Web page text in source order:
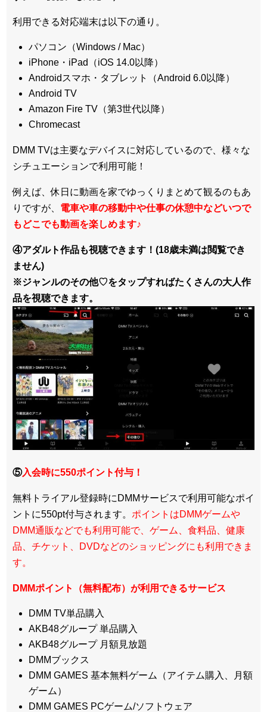
利用できる対応端末は以下の通り。
パソコン（Windows / Mac）
iPhone・iPad（iOS 14.0以降）
Androidスマホ・タブレット（Android 6.0以降）
Android TV
Amazon Fire TV（第3世代以降）
Chromecast
DMM TVは主要なデバイスに対応しているので、 様々な
シチュエーションで利用可能！
例えば、休日に動画を家でゆっくりまとめて観るのもあ
りですが、 電車や車の移動中や仕事の休憩中などいつで
もどこでも動画を楽しめます♪
④アダルト作品も視聴できます！(18歳未満は閲覧でき
ません)
※ジャンルのその他♡をタップすればたくさんの大人作
品を視聴できます。
⑤入会時に550ポイント付与！
無料トライアル登録時にDMMサービスで利用可能なポイ
ントに550pt付与されます。 ポイントはDMMゲームや
DMM通販などでも利用可能で、ゲーム、食料品、健康
品、チケット、DVDなどのショッピングにも利用できま
す。
DMMポイント（無料配布）が利用できるサービス
DMM TV単品購入
AKB48グループ 単品購入
AKB48グループ 月額見放題
DMMブックス
DMM GAMES 基本無料ゲーム（アイテム購入、月額
ゲーム）
DMM GAMES PCゲーム/ソフトウェア